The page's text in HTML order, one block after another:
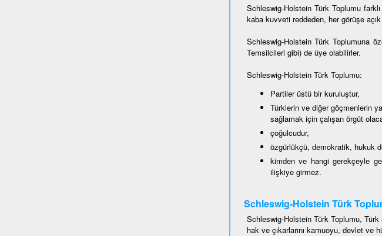
Schleswig-Holstein Türk Toplumu
kaba kuvveti reddeden, her görüşe
Schleswig-Holstein Türk Toplumuna
Temsilcileri gibi) de üye olabilirler.
Schleswig-Holstein Türk Toplumu:
Partiler üstü bir kuruluştur,
Türklerin ve diğer göçmenlerin
sağlamak için çalışan örgüt
çoğulcudur,
özgürlükçü, demokratik, hukuk
kimden ve hangi gerekçeyle
ilişkiye girmez.
Schleswig-Holstein Türk
Schleswig-Holstein Türk Toplumu, Türk
hak ve çıkarlarını kamuoyu, devlet ve